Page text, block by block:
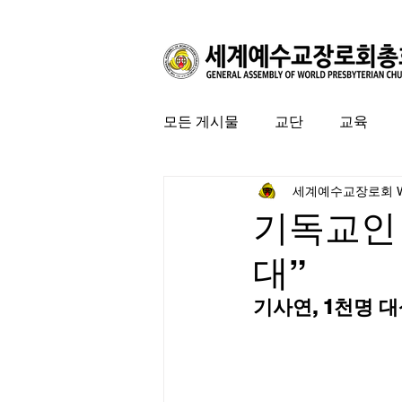
모든 게시물 교단 교육
특집 미국
기독교
대”
세계예수교장로회
기사연, 1천명